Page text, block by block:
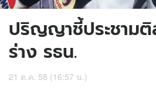
ปริญญาชี้ประชาม
ร่าง รธน.
21 ต.ค. 58 (16:57 น.)